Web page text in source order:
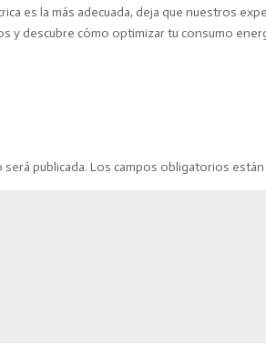
es la más adecuada, deja que nuestros
y descubre cómo optimizar tu consumo
publicada. Los campos obligatorios están